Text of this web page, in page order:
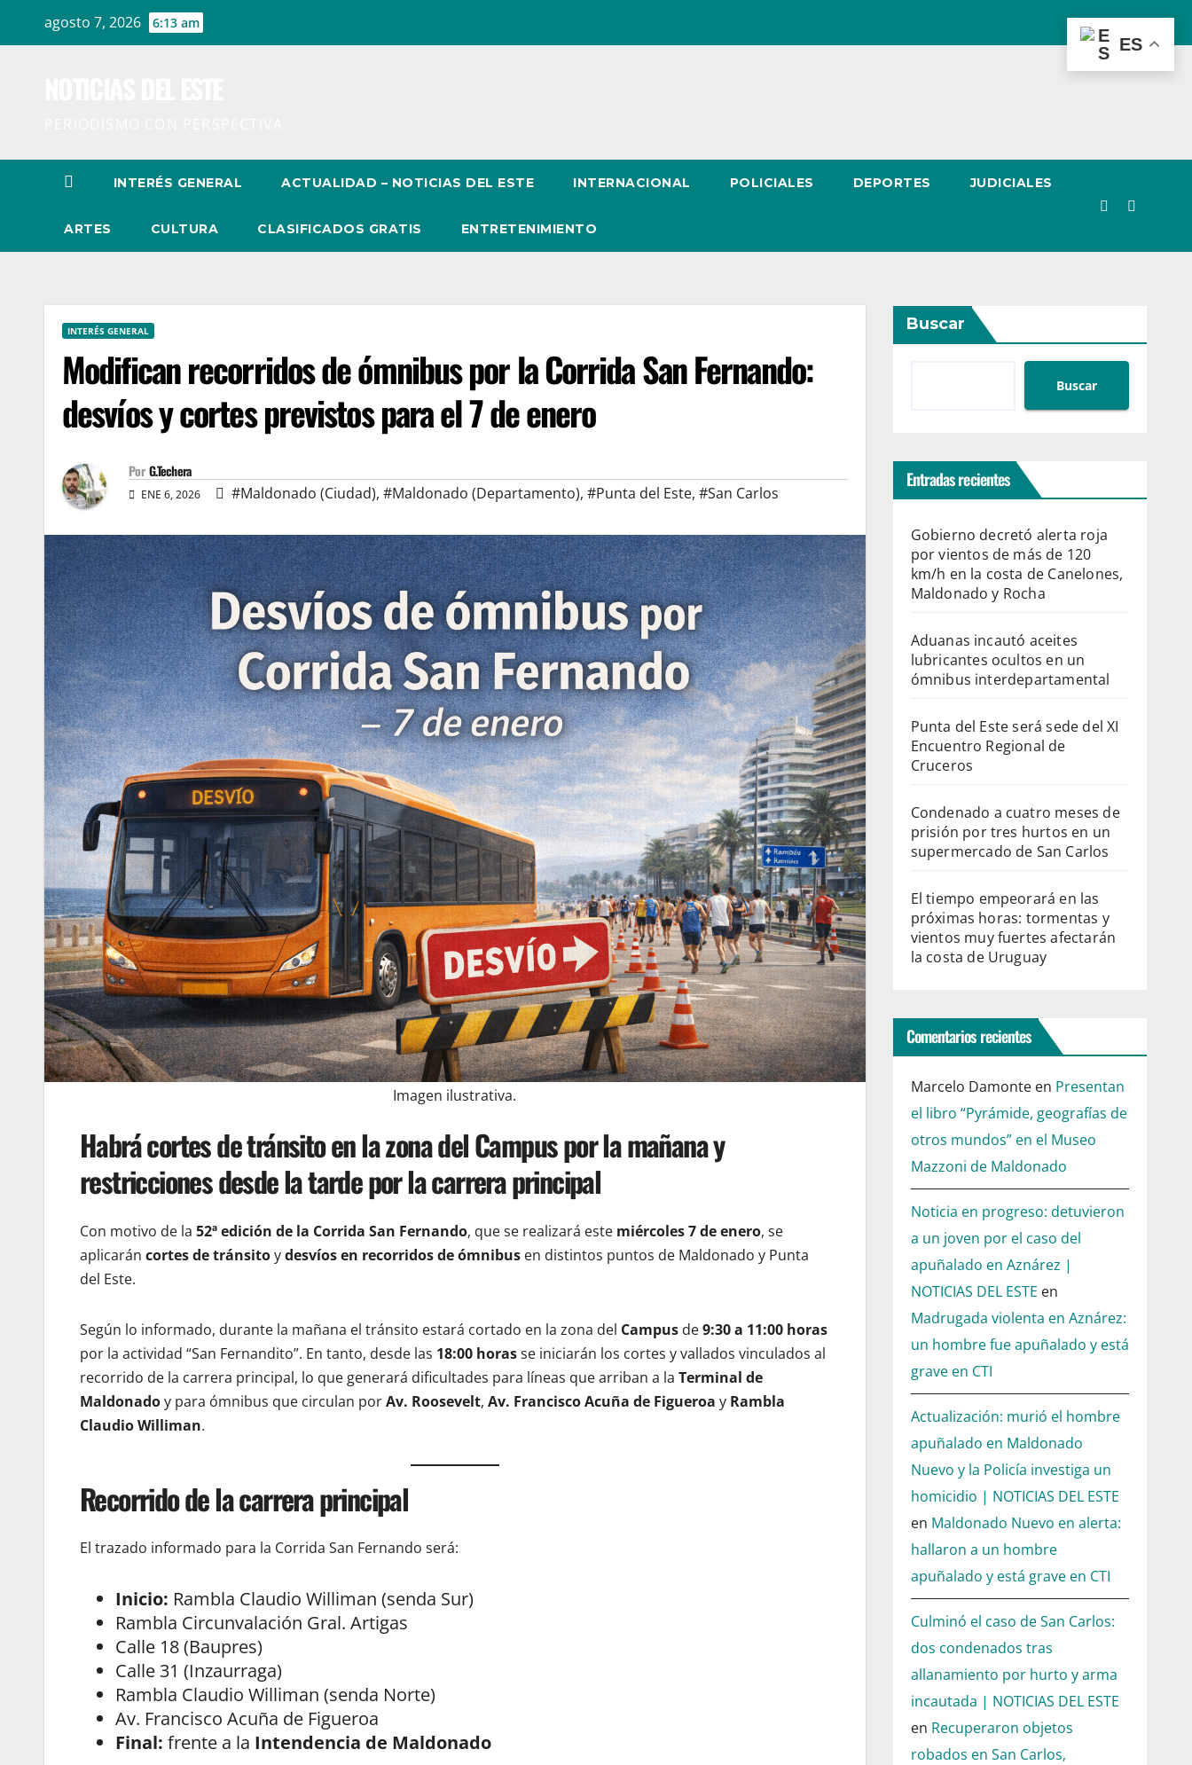
agosto 7, 2026 6:13 am
INTERÉS GENERAL ACTUALIDAD – NOTICIAS DEL ESTE INTERNACIONAL POLICIALES DEPORTES JUDICIALES
ARTES CULTURA CLASIFICADOS GRATIS ENTRETENIMIENTO
INTERÉS GENERAL
Modifican recorridos de ómnibus por la Corrida San Fernando:
desvíos y cortes previstos para el 7 de enero
Por G.Techera
ENE 6, 2026 #Maldonado (Ciudad), #Maldonado (Departamento), #Punta del Este, #San Carlos
Imagen ilustrativa.
Habrá cortes de tránsito en la zona del Campus por la mañana y
restricciones desde la tarde por la carrera principal
Con motivo de la 52ª edición de la Corrida San Fernando, que se realizará este miércoles 7 de enero, se
aplicarán cortes de tránsitoydesvíos en recorridos de ómnibus en distintos puntos de Maldonado y Punta
del Este.
Según lo informado, durante la mañana el tránsito estará cortado en la zona del Campus de9:30 a 11:00 horas
por la actividad “San Fernandito”. En tanto, desde las 18:00 horasse iniciarán los cortes y vallados vinculados al
recorrido de la carrera principal, lo que generará dificultades para líneas que arriban a la Terminal de
Maldonadoy para ómnibus que circulan porAv. Roosevelt, Av. Francisco Acuña de Figueroa y Rambla
Claudio Williman.
Recorrido de la carrera principal
El trazado informado para la Corrida San Fernando será:
Inicio: Rambla Claudio Williman (senda Sur)
Rambla Circunvalación Gral. Artigas
Calle 18 (Baupres)
Calle 31 (Inzaurraga)
Rambla Claudio Williman (senda Norte)
Av. Francisco Acuña de Figueroa
Final: frente a la Intendencia de Maldonado
Buscar
Buscar
Entradas recientes
Gobierno decretó alerta roja
por vientos de más de 120
km/h en la costa de Canelones,
Maldonado y Rocha
Aduanas incautó aceites
lubricantes ocultos en un
ómnibus interdepartamental
Punta del Este será sede del XI
Encuentro Regional de
Cruceros
Condenado a cuatro meses de
prisión por tres hurtos en un
supermercado de San Carlos
El tiempo empeorará en las
próximas horas: tormentas y
vientos muy fuertes afectarán
la costa de Uruguay
Comentarios recientes
Marcelo Damonteen Presentan
el libro “Pyrámide, geografías de
otros mundos” en el Museo
Mazzoni de Maldonado
Noticia en progreso: detuvieron
a un joven por el caso del
apuñalado en Aznárez |
NOTICIAS DEL ESTE en
Madrugada violenta en Aznárez:
un hombre fue apuñalado y está
grave en CTI
Actualización: murió el hombre
apuñalado en Maldonado
Nuevo y la Policía investiga un
homicidio | NOTICIAS DEL ESTE
en Maldonado Nuevo en alerta:
hallaron a un hombre
apuñalado y está grave en CTI
Culminó el caso de San Carlos:
dos condenados tras
allanamiento por hurto y arma
incautada | NOTICIAS DEL ESTE
en Recuperaron objetos
robados en San Carlos,
ES